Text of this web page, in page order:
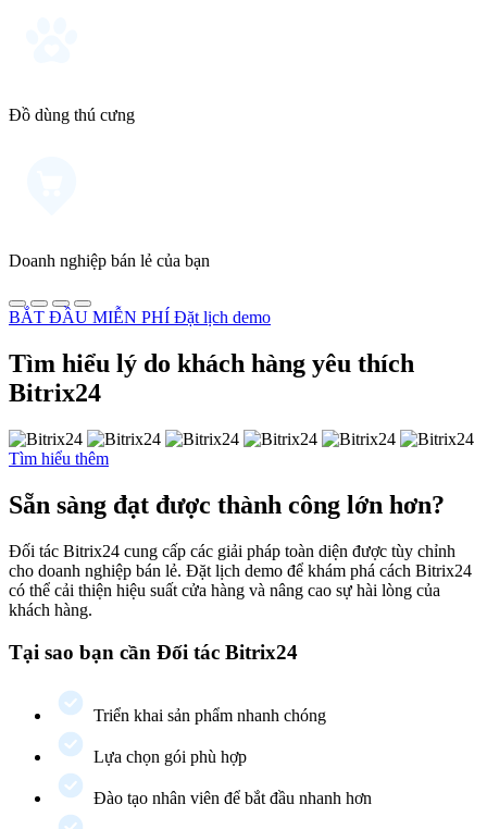
Đồ dùng thú cưng
Doanh nghiệp bán lẻ của bạn
BẮT ĐẦU MIỄN PHÍ Đặt lịch demo
Tìm hiểu lý do khách hàng yêu thích
Bitrix24
Tìm hiểu thêm
Sẵn sàng đạt được thành công lớn hơn?
Đối tác Bitrix24 cung cấp các giải pháp toàn diện được tùy chỉnh
cho doanh nghiệp bán lẻ. Đặt lịch demo để khám phá cách Bitrix24
có thể cải thiện hiệu suất cửa hàng và nâng cao sự hài lòng của
khách hàng.
Tại sao bạn cần Đối tác Bitrix24
Triển khai sản phẩm nhanh chóng
Lựa chọn gói phù hợp
Đào tạo nhân viên để bắt đầu nhanh hơn